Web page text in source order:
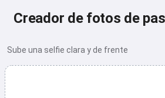
Creador de fotos de
Sube una selfie clara y de frente